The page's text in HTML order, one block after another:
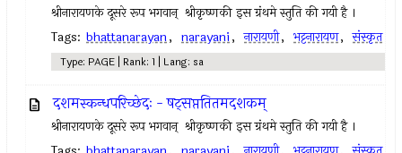
श्रीनारायणके दूसरे रूप भगवान् ‍ श्रीकृष्णकी इस ग्रंथमे स्तुति की गयी है ।
Tags: bhattanarayan, narayani, नारायणी, भट्टनारायण, संस्कृत
Type: PAGE | Rank: 1 | Lang: sa
दशमस्कन्धपरिच्छेदः - षट्सप्ततितमदशकम्
श्रीनारायणके दूसरे रूप भगवान् ‍ श्रीकृष्णकी इस ग्रंथमे स्तुति की गयी है ।